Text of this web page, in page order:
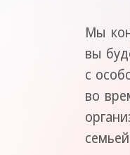
Мы
вы
с
во